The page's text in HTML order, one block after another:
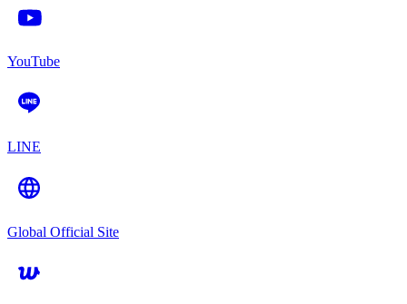
YouTube
LINE
Global Official Site